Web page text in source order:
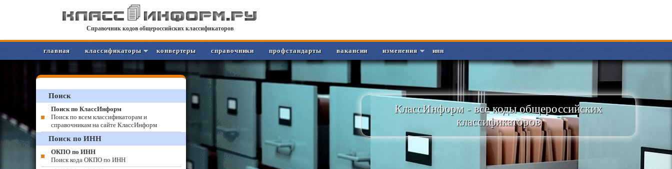
Справочник кодов общероссийских классификаторов
главная классификаторы конвертеры справочники профстандарты вакансии изменения инн
КлассИнформ - все коды общероссийских
классификаторов
Поиск
Поиск по КлассИнформ
Поиск по всем классификаторам и
справочникам на сайте КлассИнформ
Поиск по ИНН
ОКПО по ИНН
Поиск кода ОКПО по ИНН